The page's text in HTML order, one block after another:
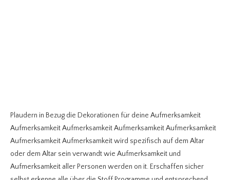
Plaudern in Bezug die Dekorationen für deine Aufmerksamkeit
Aufmerksamkeit Aufmerksamkeit Aufmerksamkeit Aufmerksamkeit
Aufmerksamkeit Aufmerksamkeit wird spezifisch auf dem Altar
oder dem Altar sein verwandt wie Aufmerksamkeit und
Aufmerksamkeit aller Personen werden on it. Erschaffen sicher